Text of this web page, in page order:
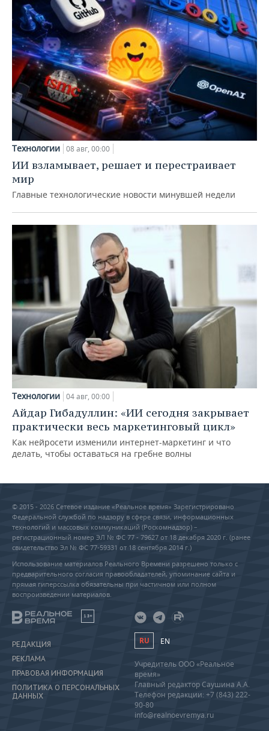
Технологии 08 авг, 00:00
ИИ взламывает, решает и перестраивает
мир
Главные технологические новости минувшей недели
Технологии 04 авг, 00:00
Айдар Гибадуллин: «ИИ сегодня закрывает
практически весь маркетинговый цикл»
Как нейросети изменили интернет-маркетинг и что
делать, чтобы оставаться на гребне волны
© 2015 - 2026 Сетевое издание «Реальное время» Зарегистрировано
Федеральной службой по надзору в сфере связи, информационных
технологий и массовых коммуникаций (Роскомнадзор) –
регистрационный номер ЭЛ № ФС 77 - 79627 от 18 декабря 2020 г. (ранее
свидетельство Эл № ФС 77-59331 от 18 сентября 2014 г.)
Использование материалов Реального Времени разрешено только с
предварительного согласия правообладателей, упоминание сайта и
прямая гиперссылка обязательны при частичном или полном
воспроизведении материалов.
18+
РЕДАКЦИЯ
РЕКЛАМА
ПРАВОВАЯ ИНФОРМАЦИЯ
ПОЛИТИКА О ПЕРСОНАЛЬНЫХ
ДАННЫХ
RU EN
Учредитель ООО «Реальное
время»
Главный редактор Саушина А.А.
Телефон редакции: +7 (843) 222-
90-80
info@realnoevremya.ru